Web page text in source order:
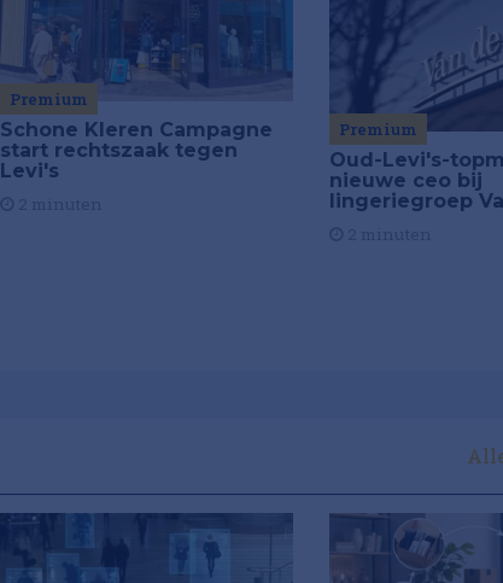
Premium
Schone Kleren Campagne
start rechtszaak tegen
Levi's
Premium
Oud-Levi's-
nieuwe ceo bij
lingeriegroep